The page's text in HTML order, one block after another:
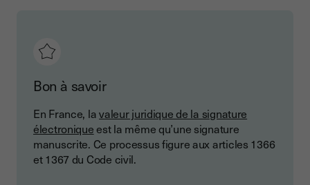
Bon à savoir
En France, lavaleur juridique de la signature
électroniqueest la même qu’une signature
manuscrite. Ce processus figure aux articles 1366
et 1367 du Code civil.